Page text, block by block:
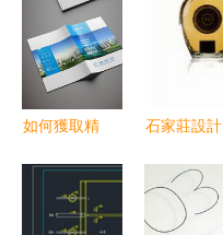
如何獲取精
圖 素材篩
選與高效應
石家莊設計
解析 VI設
計、標志設